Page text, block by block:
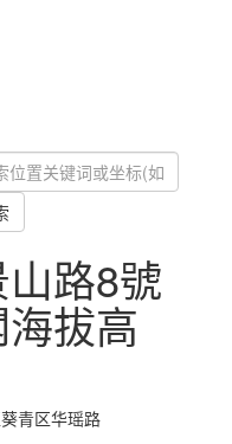
路8號
拔高
青区华瑶路